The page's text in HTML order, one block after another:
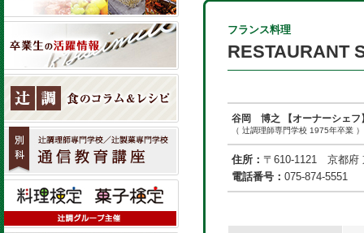
フランス料理
RESTAURANT
谷岡 博之 【オーナーシェフ
（ 辻調理師専門学校 1975年卒業 ）
住所： 〒610-1121 京都府
電話番号： 075-874-5551